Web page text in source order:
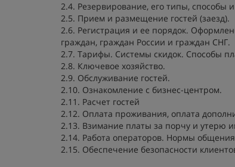
2.4. Резервирование, его типы, способы
2.5. Прием и размещение гостей (заезд).
2.6. Регистрация и ее порядок.
граждан, граждан России и граждан СНГ.
2.7. Тарифы. Системы скидок. Способы
2.8. Ключевое хозяйство.
2.9. Обслуживание гостей.
2.10. Ознакомление с бизнес-центром.
2.11. Расчет гостей
2.12. Оплата проживания, оплата
2.13. Взимание платы за порчу и утерю
2.14. Работа операторов. Нормы
2.15. Обеспечение безопасности